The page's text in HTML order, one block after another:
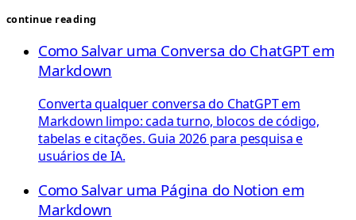
continue reading
Como Salvar uma Conversa do ChatGPT em
Markdown
Converta qualquer conversa do ChatGPT em
Markdown limpo: cada turno, blocos de código,
tabelas e citações. Guia 2026 para pesquisa e
usuários de IA.
Como Salvar uma Página do Notion em
Markdown